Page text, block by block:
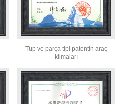
Tüp ve parça tipi patentin araç
klimaları